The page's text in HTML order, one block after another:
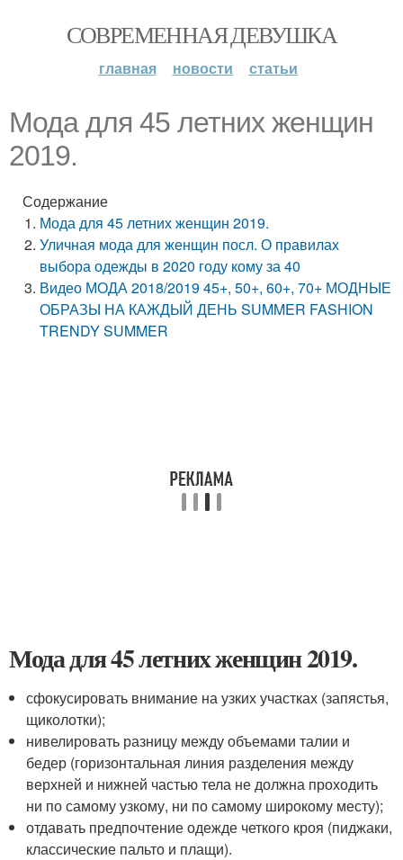
СОВРЕМЕННАЯ ДЕВУШКА
главная новости статьи
Мода для 45 летних женщин
2019.
Содержание
Мода для 45 летних женщин 2019.
Уличная мода для женщин посл. О правилах
выбора одежды в 2020 году кому за 40
Видео МОДА 2018/2019 45+, 50+, 60+, 70+ МОДНЫЕ
ОБРАЗЫ НА КАЖДЫЙ ДЕНЬ SUMMER FASHION
TRENDY SUMMER
Мода для 45 летних женщин 2019.
сфокусировать внимание на узких участках (запястья,
щиколотки);
нивелировать разницу между объемами талии и
бедер (горизонтальная линия разделения между
верхней и нижней частью тела не должна проходить
ни по самому узкому, ни по самому широкому месту);
отдавать предпочтение одежде четкого кроя (пиджаки,
классические пальто и плащи).